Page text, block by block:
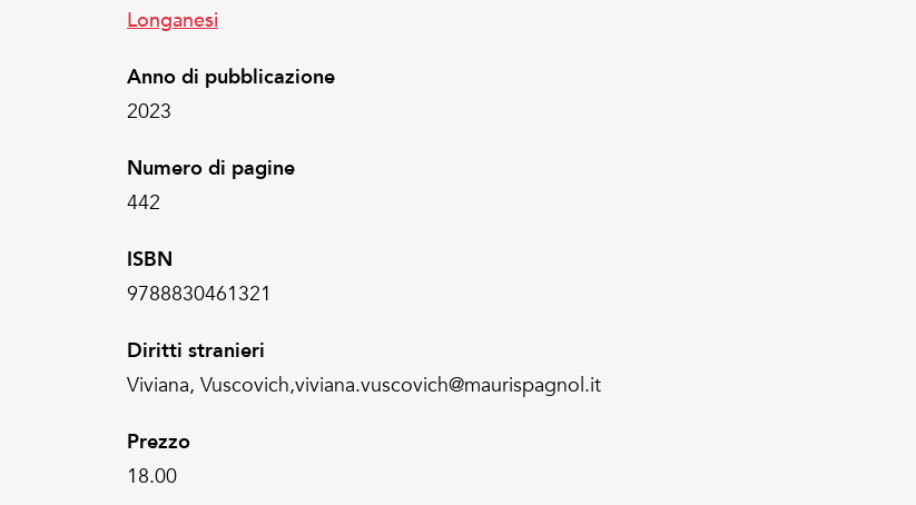
Longanesi
Anno di pubblicazione
2023
Numero di pagine
442
ISBN
9788830461321
Diritti stranieri
Viviana, Vuscovich,viviana.vuscovich@maurispagnol.it
Prezzo
18.00